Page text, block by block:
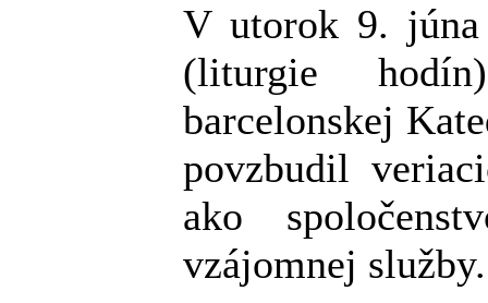
V utorok 9.
(liturgie
barcelonskej
povzbudil
ako
vzájomnej služby.